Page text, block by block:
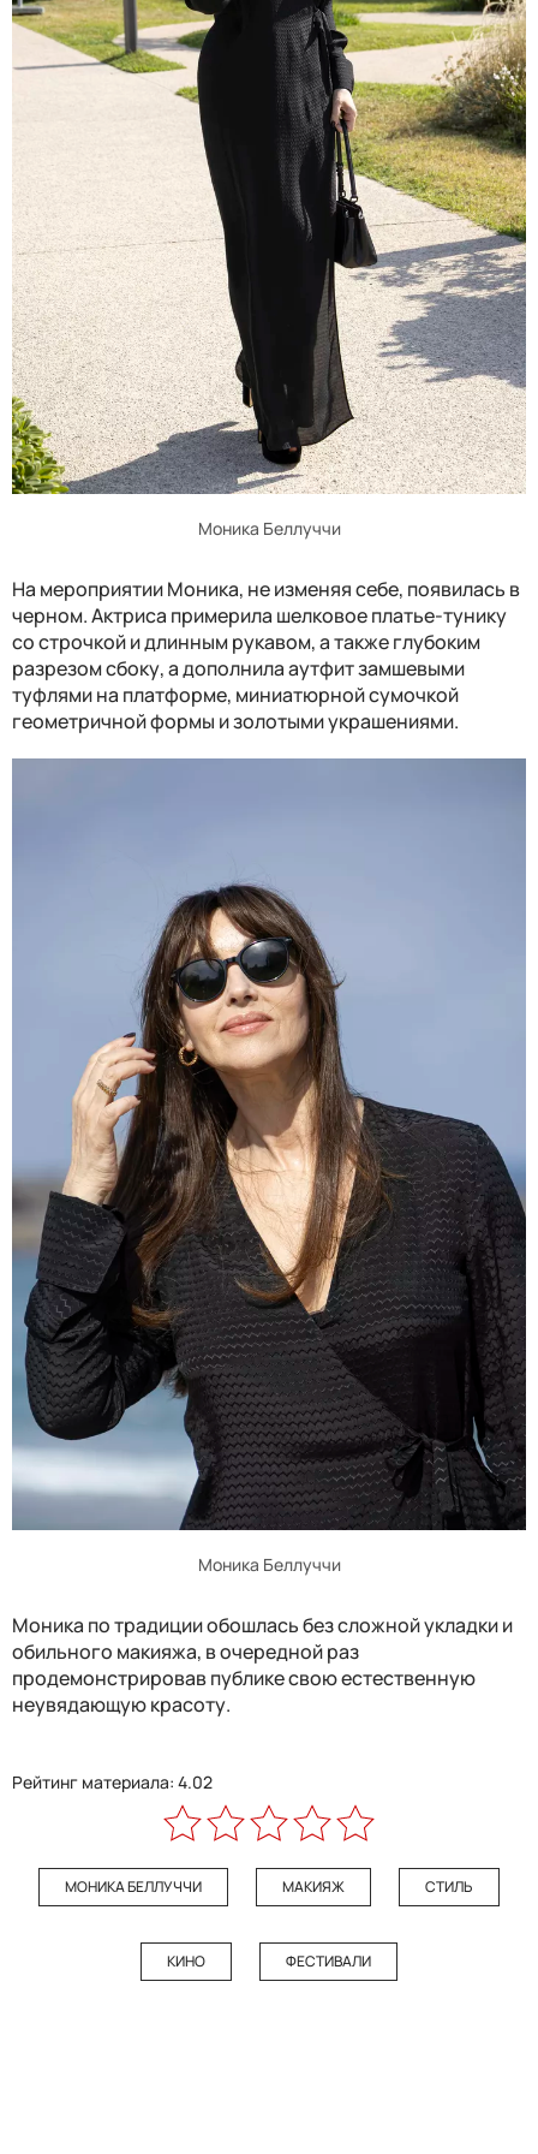
Моника Беллуччи
На мероприятии Моника, не изменяя себе, появилась в
черном. Актриса примерила шелковое платье-тунику
со строчкой и длинным рукавом, а также глубоким
разрезом сбоку, а дополнила аутфит замшевыми
туфлями на платформе, миниатюрной сумочкой
геометричной формы и золотыми украшениями.
Моника Беллуччи
Моника по традиции обошлась без сложной укладки и
обильного макияжа, в очередной раз
продемонстрировав публике свою естественную
неувядающую красоту.
Рейтинг материала: 4.02
МОНИКА БЕЛЛУЧЧИ МАКИЯЖ СТИЛЬ
КИНО ФЕСТИВАЛИ